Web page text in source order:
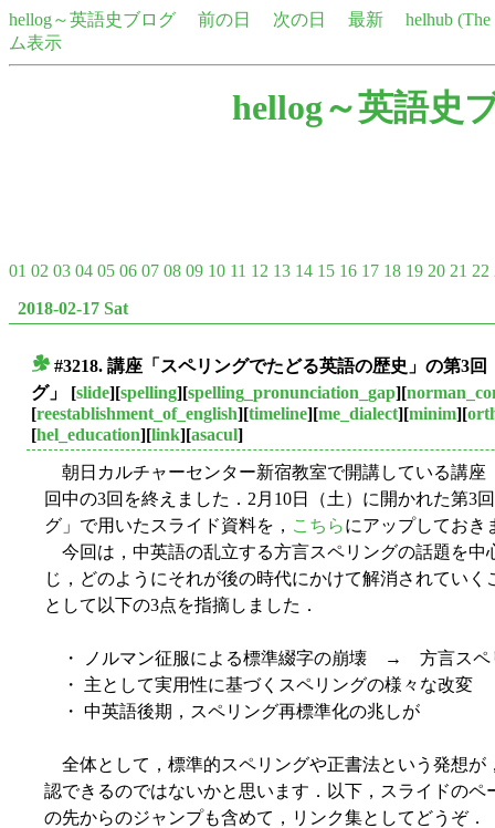
hellog～英語史ブログ 前の日 次の日 最新
helhub
ム表示
hellog～英語史
01 02 03 04 05 06 07 08 09 10 11 12 13 14 15 16 17 18 19 20 21 22
2018-02-17 Sat
#3218. 講座「スペリングでたどる英語の歴史」の第3
グ」
[slide][spelling][spelling_pronunciation_gap][
[reestablishment_of_english][timeline][me_dialect][minim][
[hel_education][link][asacul]
朝日カルチャーセンター新宿教室で開講している講座
回中の3回を終えました．2月10日（土）に開かれた第3
グ」で用いたスライド資料を， こちらにアップしておき
今回は，中英語の乱立する方言スペリングの話題を中
じ，どのようにそれが後の時代にかけて解消されてい
として以下の3点を指摘しました．
・ ノルマン征服による標準綴字の崩壊 → 方言スペ
・ 主として実用性に基づくスペリングの様々な改変
・ 中英語後期，スペリング再標準化の兆しが
全体として，標準的スペリングや正書法という発想が
認できるのではないかと思います．以下，スライドの
の先からのジャンプも含めて，リンク集としてどうぞ．